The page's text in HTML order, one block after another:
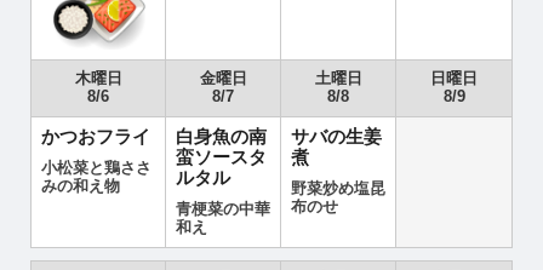
木曜日
8/6
金曜日
8/7
土曜日
8/8
日曜日
8/9
かつおフライ
小松菜と鶏ささ
みの和え物
白身魚の南
蛮ソースタ
ルタル
青梗菜の中華
和え
サバの生姜
煮
野菜炒め塩昆
布のせ